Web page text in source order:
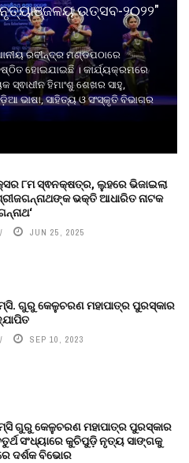
ଉତ୍ସବ-୨୦୨୨"
ରବୀନ୍ଦ୍ର ମଣ୍ଡପଠାରେ
ହୋଇଯାଇଛି । କାର୍ଯ୍ୟକ୍ରମରେ
ସ୍ଵାଧୀନ ହିମାଂଶୁ ଶେଖର ସାହୁ,
ଭାଷା, ସାହିତ୍ୟ ଓ ସଂସ୍କୃତି ବିଭାଗର
୮ମ ସ୍ଵନକ୍ଷତ୍ର, ଲୁହରେ ଭିଜାଇଲା
ଭକ୍ତି ଆଧାରିତ ନାଟକ
JUN 25, 2025
ଗୁରୁ କେଳୁଚରଣ ମହାପାତ୍ର ପୁରସ୍କାର
SEP 10, 2023
ଗୁରୁ କେଳୁଚରଣ ମହାପାତ୍ର ପୁରସ୍କାର
ସଂଧ୍ୟାରେ କୁଚିପୁଡ଼ି ନୃତ୍ୟ ସାଙ୍ଗକୁ
ଦର୍ଶକ ବିଭୋର